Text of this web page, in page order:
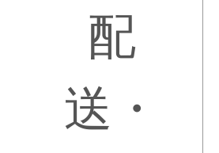
配
送・